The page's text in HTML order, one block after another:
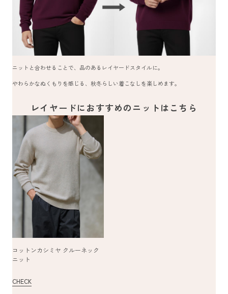
ニットと合わせることで、品のあるレイヤードスタイルに。
やわらかなぬくもりを感じる、秋冬らしい着こなしを楽しめます。
レイヤードにおすすめのニットはこちら
コットンカシミヤ クルーネック
ニット
CHECK